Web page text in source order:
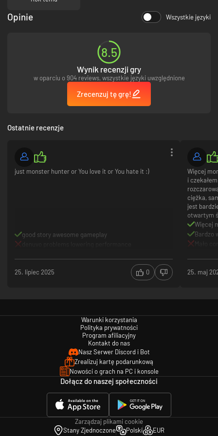
Opinie Wszystkie języki
8.5
Wynik recenzji gry
w oparciu o 904 reviews, wszystkie języki uwzględnione
Zrecenzuj tę grę!
Ostatnie recenzje
just monster hunter or You love it or You hate it :)
good story awesome gameplay
25. lipiec 2025 0
Więcej
i
ciężka,
jest
otwartym
Więcej
Bardzo
Mało
25. maj
Warunki korzystania
Polityka prywatności
Program afiliacyjny
Kontakt do nas
Nasz Serwer Discord i Bot
Zrealizuj kartę podarunkową
Nowości o grach na PC i konsole
Dołącz do naszej społeczności
Zarządzaj plikami cookie
Stany Zjednoczone
Polski EUR